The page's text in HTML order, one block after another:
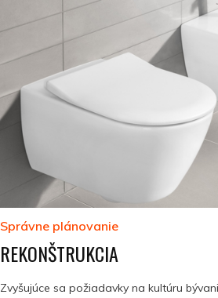
Správne plánovanie
REKONŠTRUKCIA
Zvyšujúce sa požiadavky na kultúru